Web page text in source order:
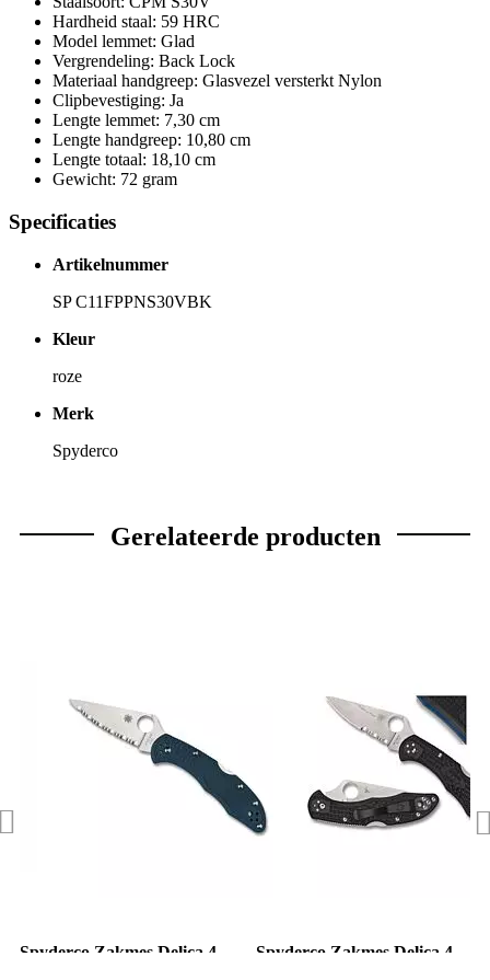
Hardheid staal: 59 HRC
Model lemmet: Glad
Vergrendeling: Back Lock
Materiaal handgreep: Glasvezel versterkt Nylon
Clipbevestiging: Ja
Lengte lemmet: 7,30 cm
Lengte handgreep: 10,80 cm
Lengte totaal: 18,10 cm
Gewicht: 72 gram
Specificaties
Artikelnummer
SP C11FPPNS30VBK
Kleur
roze
Merk
Spyderco
Gerelateerde producten
Spyderco Zakmes Delica 4
Spyderco Zakmes Delica 4